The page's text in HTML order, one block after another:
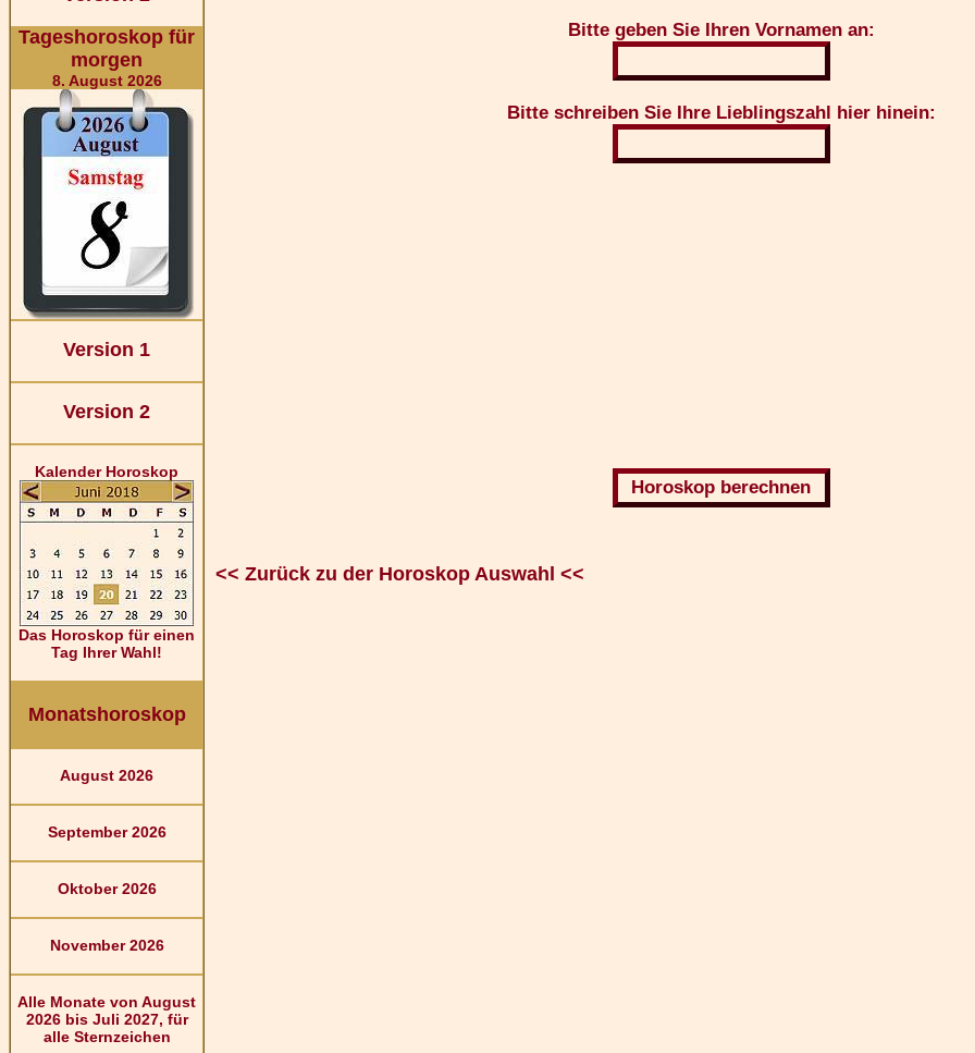
Tageshoroskop für
morgen
8. August 2026
Version 1
Version 2
Kalender Horoskop
Das Horoskop für einen
Tag Ihrer Wahl!
Monatshoroskop
August 2026
September 2026
Oktober 2026
November 2026
Alle Monate von August
2026 bis Juli 2027, für
alle Sternzeichen
Bitte geben Sie Ihren Vornamen an:
Bitte schreiben Sie Ihre Lieblingszahl hier hinein:
<< Zurück zu der Horoskop Auswahl <<